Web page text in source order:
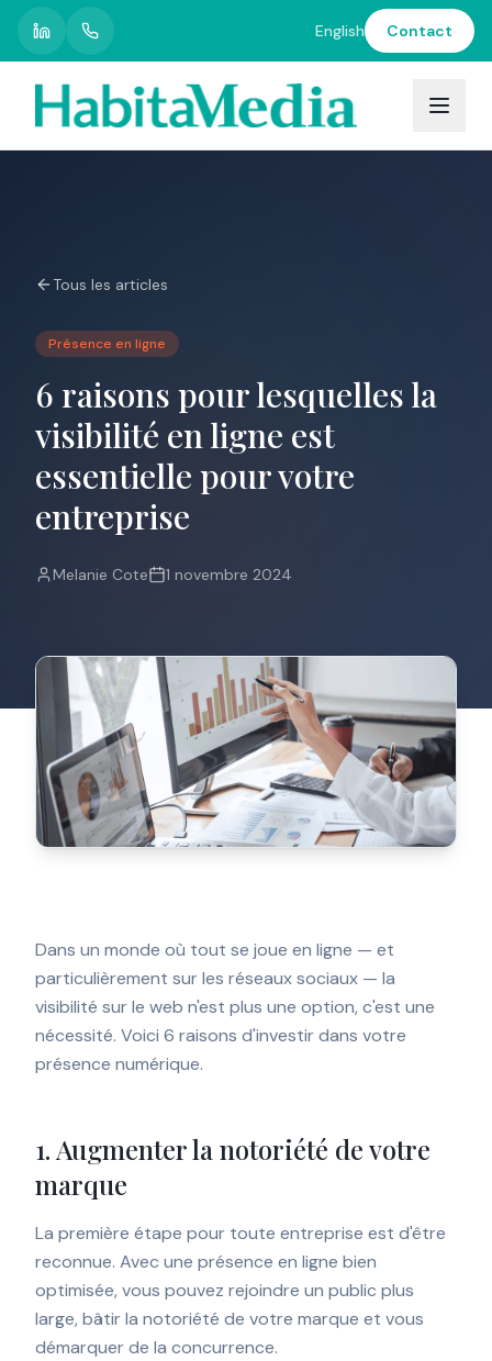
English Contact
Tous les articles
Présence en ligne
6 raisons pour lesquelles la
visibilité en ligne est
essentielle pour votre
entreprise
Melanie Cote 1 novembre 2024
Dans un monde où tout se joue en ligne — et
particulièrement sur les réseaux sociaux — la
visibilité sur le web n'est plus une option, c'est une
nécessité. Voici 6 raisons d'investir dans votre
présence numérique.
1. Augmenter la notoriété de votre
marque
La première étape pour toute entreprise est d'être
reconnue. Avec une présence en ligne bien
optimisée, vous pouvez rejoindre un public plus
large, bâtir la notoriété de votre marque et vous
démarquer de la concurrence.
Restons
en
contact
et
jour
directement
dans
votre
boîte
de
Promis,
de
Courriel
S'INSCRIRE